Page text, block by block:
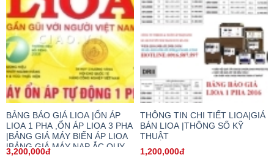
BẢNG BÁO GIÁ LIOA |ỔN ÁP
LIOA 1 PHA ,ỔN ÁP LIOA 3 PHA
|BẢNG GIÁ MÁY BIẾN ÁP LIOA
|BẢNG GIÁ MÁY NẠP ẮC QUY
|BẢNG GIÁ Ổ CẮM LIOA
3,200,000đ
THÔNG TIN CHI TIẾT LIOA|GIÁ
BÁN LIOA |THÔNG SỐ KỸ
THUẬT
1,200,000đ